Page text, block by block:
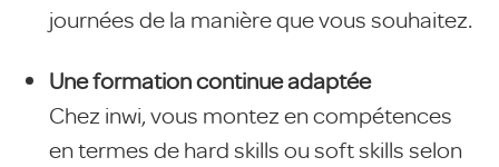
journées de la manière que vous souhaitez.
Une formation continue adaptée
Chez inwi, vous montez en compétences
en termes de hard skills ou soft skills selon